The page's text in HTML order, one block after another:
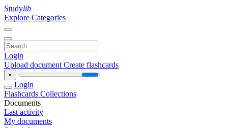
Studylib
Explore Categories
Login
Upload document Create flashcards
×
Login
Flashcards Collections
Documents
Last activity
My documents